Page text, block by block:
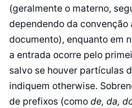
(geralmente o materno,
dependendo da convenção
documento), enquanto em
a entrada ocorre pelo
salvo se houver partículas
indiquem otherwise.
de prefixos (como de, da,